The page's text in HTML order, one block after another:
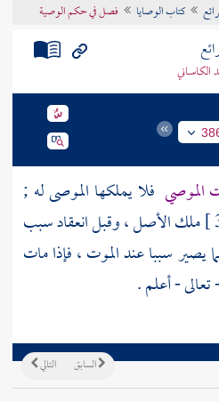
كتاب الوصايا فصل في حكم الوصية
الكاساني
الموصي فلا يملكها الموصى له ;
ملك الأصل ، وقبل انعقاد سبب
يصير سببا عند الموت ، فإذا مات
تعالى - أعلم .
التالي السابق